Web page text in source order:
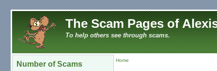
The Scam Pages of
To help others see through scams.
Number of Scams Home